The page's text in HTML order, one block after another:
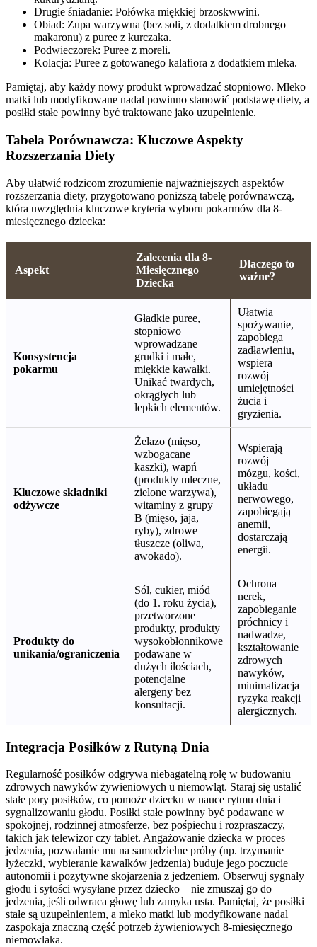
Drugie śniadanie: Połówka miękkiej brzoskwwini.
Obiad: Zupa warzywna (bez soli, z dodatkiem drobnego
makaronu) z puree z kurczaka.
Podwieczorek: Puree z moreli.
Kolacja: Puree z gotowanego kalafiora z dodatkiem mleka.
Pamiętaj, aby każdy nowy produkt wprowadzać stopniowo. Mleko
matki lub modyfikowane nadal powinno stanowić podstawę diety, a
posiłki stałe powinny być traktowane jako uzupełnienie.
Tabela Porównawcza: Kluczowe Aspekty
Rozszerzania Diety
Aby ułatwić rodzicom zrozumienie najważniejszych aspektów
rozszerzania diety, przygotowano poniższą tabelę porównawczą,
która uwzględnia kluczowe kryteria wyboru pokarmów dla 8-
miesięcznego dziecka:
Aspekt
Zalecenia dla 8-
Miesięcznego
Dziecka
Dlaczego to
ważne?
Konsystencja
pokarmu
Gładkie puree,
stopniowo
wprowadzane
grudki i małe,
miękkie kawałki.
Unikać twardych,
okrągłych lub
lepkich elementów.
Ułatwia
spożywanie,
zapobiega
zadławieniu,
wspiera
rozwój
umiejętności
żucia i
gryzienia.
Kluczowe składniki
odżywcze
Żelazo (mięso,
wzbogacane
kaszki), wapń
(produkty mleczne,
zielone warzywa),
witaminy z grupy
B (mięso, jaja,
ryby), zdrowe
tłuszcze (oliwa,
awokado).
Wspierają
rozwój
mózgu, kości,
układu
nerwowego,
zapobiegają
anemii,
dostarczają
energii.
Produkty do
unikania/ograniczenia
Sól, cukier, miód
(do 1. roku życia),
przetworzone
produkty, produkty
wysokobłonnikowe
podawane w
dużych ilościach,
potencjalne
alergeny bez
konsultacji.
Ochrona
nerek,
zapobieganie
próchnicy i
nadwadze,
kształtowanie
zdrowych
nawyków,
minimalizacja
ryzyka reakcji
alergicznych.
Integracja Posiłków z Rutyną Dnia
Regularność posiłków odgrywa niebagatelną rolę w budowaniu
zdrowych nawyków żywieniowych u niemowląt. Staraj się ustalić
stałe pory posiłków, co pomoże dziecku w nauce rytmu dnia i
sygnalizowaniu głodu. Posiłki stałe powinny być podawane w
spokojnej, rodzinnej atmosferze, bez pośpiechu i rozpraszaczy,
takich jak telewizor czy tablet. Angażowanie dziecka w proces
jedzenia, pozwalanie mu na samodzielne próby (np. trzymanie
łyżeczki, wybieranie kawałków jedzenia) buduje jego poczucie
autonomii i pozytywne skojarzenia z jedzeniem. Obserwuj sygnały
głodu i sytości wysyłane przez dziecko – nie zmuszaj go do
jedzenia, jeśli odwraca głowę lub zamyka usta. Pamiętaj, że posiłki
stałe są uzupełnieniem, a mleko matki lub modyfikowane nadal
zaspokaja znaczną część potrzeb żywieniowych 8-miesięcznego
niemowlaka.